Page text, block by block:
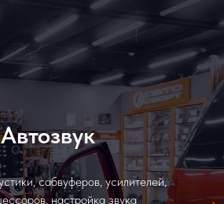
Автозвук
сабвуферов, усилителей,
настройка звука